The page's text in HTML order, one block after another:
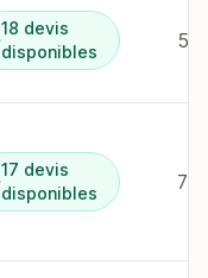
18 devis
disponibles
5 r
17 devis
disponibles